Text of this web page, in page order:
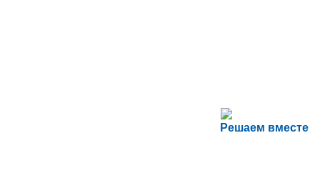
Решаем вместе
Сложности с
Сообщите об этом